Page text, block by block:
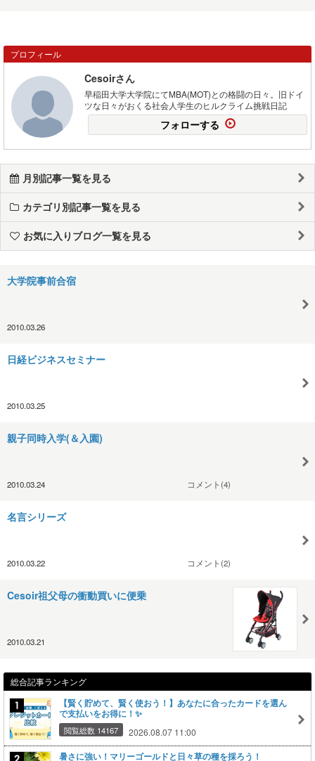
プロフィール
Cesoirさん
早稲田大学大学院にてMBA(MOT)との格闘の日々。旧ドイ
ツな日々がおくる社会人学生のヒルクライム挑戦日記
フォローする
月別記事一覧を見る
カテゴリ別記事一覧を見る
お気に入りブログ一覧を見る
大学院事前合宿
2010.03.26
日経ビジネスセミナー
2010.03.25
親子同時入学(＆入園)
2010.03.24 コメント(4)
名言シリーズ
2010.03.22 コメント(2)
Cesoir祖父母の衝動買いに便乗
2010.03.21
総合記事ランキング
【賢く貯めて、賢く使おう！】あなたに合ったカードを選ん
で支払いをお得に！✨
閲覧総数 14167 2026.08.07 11:00
暑さに強い！マリーゴールドと日々草の種を採ろう！